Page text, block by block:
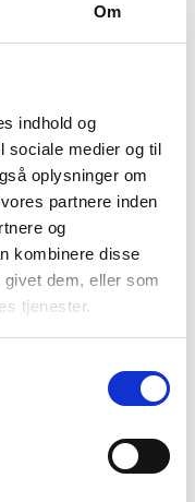
Om
indhold og
sociale medier og til
oplysninger om
partnere inden
og
kombinere disse
dem, eller som
tjenester.
– Sea to
oprindelige
krDen
aktuelle